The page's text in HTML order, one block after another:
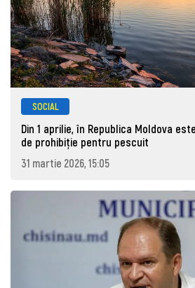
SOCIAL
Din 1 aprilie, în Republica Moldova
de prohibiţie pentru pescuit
31 martie 2026, 15:05